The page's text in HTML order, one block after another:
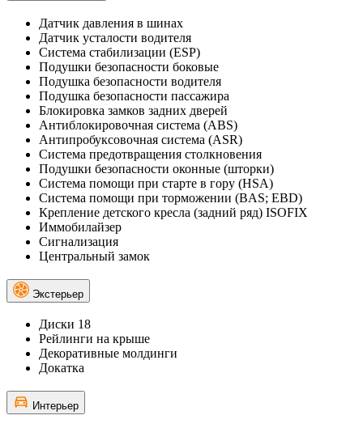
Датчик давления в шинах
Датчик усталости водителя
Система стабилизации (ESP)
Подушки безопасности боковые
Подушка безопасности водителя
Подушка безопасности пассажира
Блокировка замков задних дверей
Антиблокировочная система (ABS)
Антипробуксовочная система (ASR)
Система предотвращения столкновения
Подушки безопасности оконные (шторки)
Система помощи при старте в гору (HSA)
Система помощи при торможении (BAS; EBD)
Крепление детского кресла (задний ряд) ISOFIX
Иммобилайзер
Сигнализация
Центральный замок
Экстерьер
Диски 18
Рейлинги на крыше
Декоративные молдинги
Докатка
Интерьер